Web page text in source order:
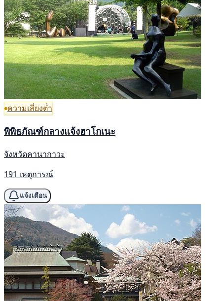
ความเสี่ยงต่ำ
พิพิธภัณฑ์กลางแจ้งฮาโกเนะ
จังหวัดคานากาวะ
191 เหตุการณ์
แจ้งเตือน